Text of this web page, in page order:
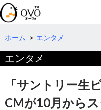
検
索
コ
テ
へ
ホーム > エンタメ
エンタメ
「サントリー生
CMが10月から